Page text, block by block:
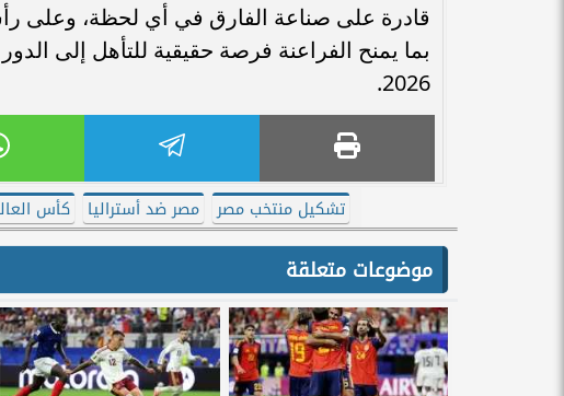
قادرة على صناعة الفارق في أي لحظة، وعلى
بما يمنح الفراعنة فرصة حقيقية للتأهل إلى
2026.
تشكيل منتخب مصر مصر ضد أستراليا كأس العالم
موضوعات متعلقة